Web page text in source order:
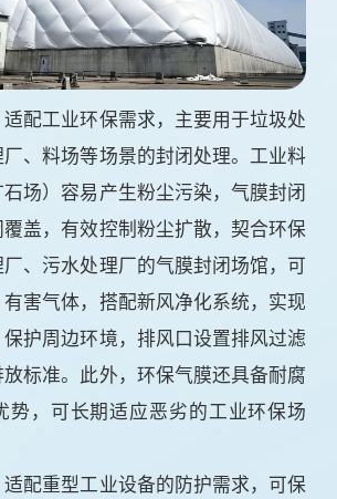
配工业环保需求，主要用于垃圾处
、料场等场景的封闭处理。工业料
场）容易产生粉尘污染，气膜封闭
盖，有效控制粉尘扩散，契合环保
、污水处理厂的气膜封闭场馆，可
害气体，搭配新风净化系统，实现
护周边环境，排风口设置排风过滤
标准。此外，环保气膜还具备耐腐
势，可长期适应恶劣的工业环保场
配重型工业设备的防护需求，可保